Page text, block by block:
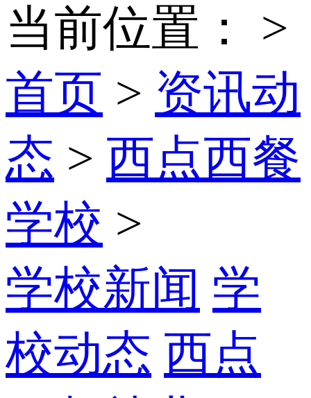
当前位置：
>
首页 > 资讯动
态 > 西点西餐
学校 >
学校新闻 学
校动态 西点